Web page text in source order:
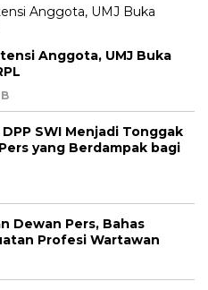
Anggota, UMJ Buka
SWI Menjadi Tonggak
yang Berdampak bagi
Dewan Pers, Bahas
Profesi Wartawan